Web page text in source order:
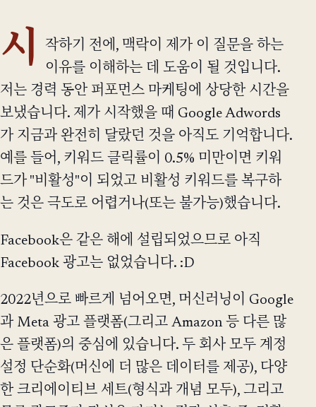
시
작하기 전에, 맥락이 제가 이 질문을 하는
이유를 이해하는 데 도움이 될 것입니다.
저는 경력 동안 퍼포먼스 마케팅에 상당한 시간을
보냈습니다. 제가 시작했을 때 Google Adwords
가 지금과 완전히 달랐던 것을 아직도 기억합니다.
예를 들어, 키워드 클릭률이 0.5% 미만이면 키워
드가 "비활성"이 되었고 비활성 키워드를 복구하
는 것은 극도로 어렵거나(또는 불가능)했습니다.
Facebook은 같은 해에 설립되었으므로 아직
Facebook 광고는 없었습니다. :D
2022년으로 빠르게 넘어오면, 머신러닝이 Google
과 Meta 광고 플랫폼(그리고 Amazon 등 다른 많
은 플랫폼)의 중심에 있습니다. 두 회사 모두 계정
설정 단순화(머신에 더 많은 데이터를 제공), 다양
한 크리에이티브 세트(형식과 개념 모두), 그리고